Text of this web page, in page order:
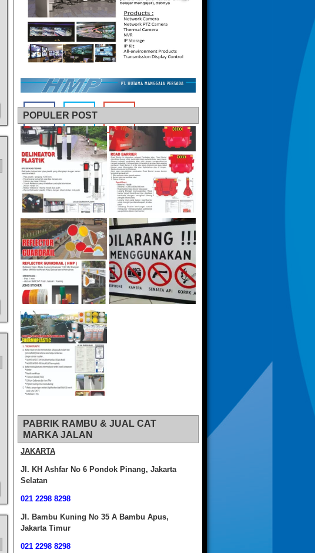
POPULER POST
PABRIK RAMBU & JUAL CAT
MARKA JALAN
JAKARTA
Jl. KH Ashfar No 6 Pondok Pinang, Jakarta
Selatan
021 2298 8298
Jl. Bambu Kuning No 35 A Bambu Apus,
Jakarta Timur
021 2298 8298